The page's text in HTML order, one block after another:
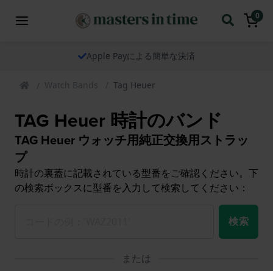
0
Apple Payによる簡単な決済
Watch Bands Tag Heuer
TAG Heuer 時計のバンド
TAG Heuer ウォッチ用純正交換用ストラッ
プ
時計の裏蓋に記載されている型番をご確認ください。下
の検索ボックスに型番を入力して検索してください：
検索
または